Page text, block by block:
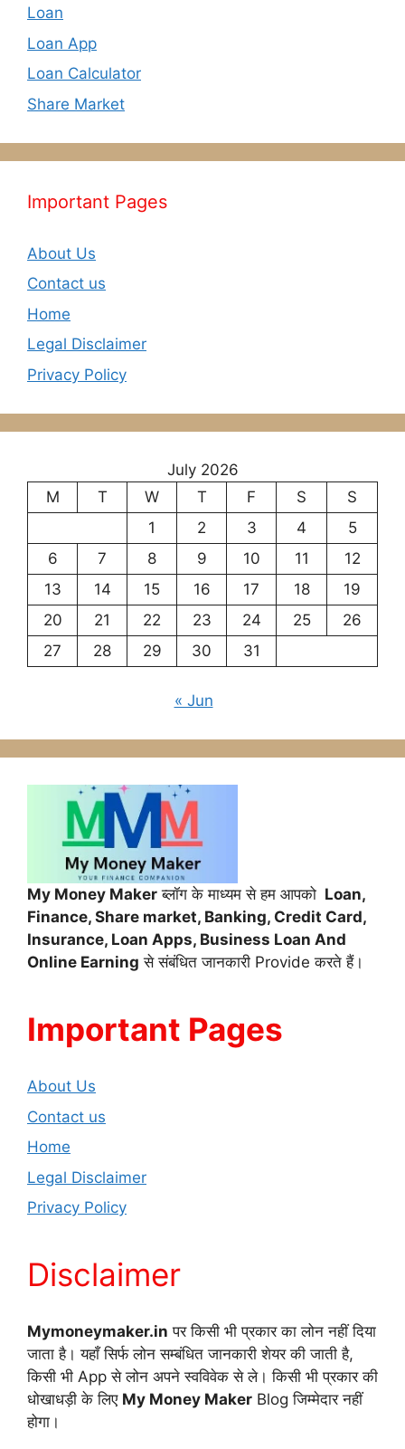
Loan
Loan App
Loan Calculator
Share Market
Important Pages
About Us
Contact us
Home
Legal Disclaimer
Privacy Policy
July 2026
M
T W T F S
S
1
2 3 4
5
6
7 8 9 10 11
12
13
14 15 16 17 18
19
20
21 22 23 24 25
26
27
28 29 30 31
« Jun
My Money Maker ब्लॉग के माध्यम से हम आपको Loan,
Finance, Share market, Banking, Credit Card,
Insurance, Loan Apps, Business Loan And
Online Earning से संबंधित जानकारी Provide करते हैं।
Important Pages
About Us
Contact us
Home
Legal Disclaimer
Privacy Policy
Disclaimer
Mymoneymaker.in पर किसी भी प्रकार का लोन नहीं दिया
जाता है। यहाँ सिर्फ लोन सम्बंधित जानकारी शेयर की जाती है,
किसी भी App से लोन अपने स्वविवेक से ले। किसी भी प्रकार की
धोखाधड़ी के लिए My Money Maker Blog जिम्मेदार नहीं
होगा।